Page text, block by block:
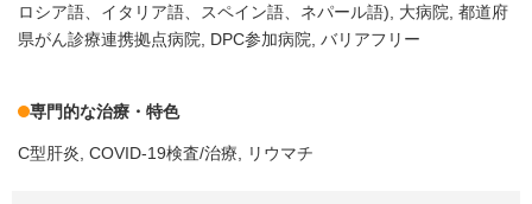
ロシア語、イタリア語、スペイン語、ネパール語)
大病院 都道府
県がん診療連携拠点病院
DPC参加病院 バリアフリー
専門的な治療・特色
C型肝炎 COVID-19検査/治療 リウマチ